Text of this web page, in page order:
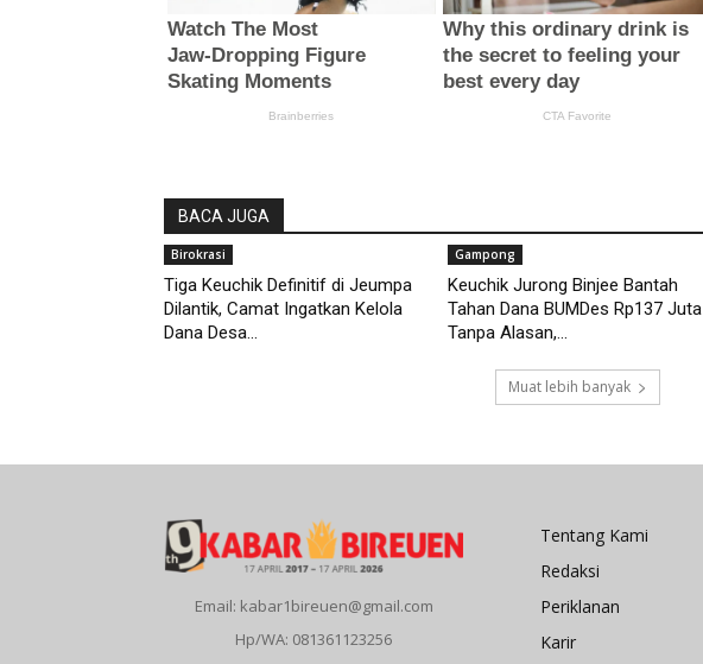
BACA JUGA
Birokrasi
Tiga Keuchik Definitif di Jeumpa
Dilantik, Camat Ingatkan Kelola
Dana Desa...
Gampong
Keuchik Jurong Binjee Bantah
Tahan Dana BUMDes Rp137 Juta
Tanpa Alasan,...
Muat lebih banyak
Email: kabar1bireuen@gmail.com
Hp/WA: 081361123256
Tentang Kami
Redaksi
Periklanan
Karir